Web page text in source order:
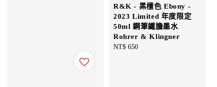
R&K - 黑檀色 Ebony -
2023 Limited 年度限定
50ml 鋼筆鐵膽墨水
Rohrer & Klingner
Regular
NT$ 650